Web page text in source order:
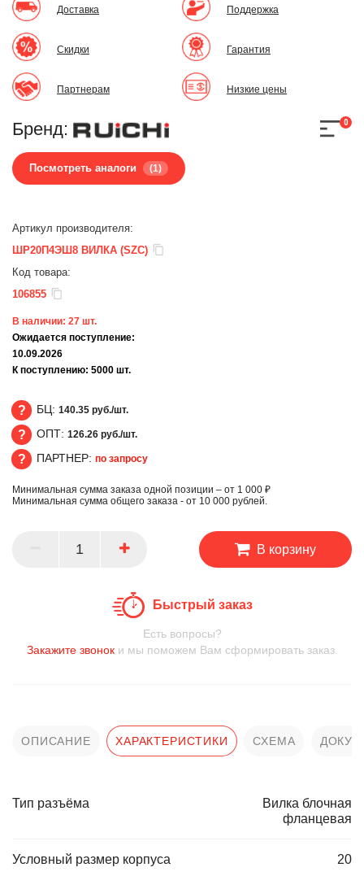
Доставка
Скидки
Партнерам
Поддержка
Гарантия
Низкие цены
Бренд:
Посмотреть аналоги (1)
0
Артикул производителя:
ШР20П4ЭШ8 ВИЛКА (SZC)
Код товара:
106855
В наличии: 27 шт.
Ожидается поступление:
10.09.2026
К поступлению: 5000 шт.
БЦ
БЦ: 140.35 руб./шт.
ОПТ
ОПТ: 126.26 руб./шт.
ПАРТНЕР
ПАРТНЕР: по запросу
Минимальная сумма заказа одной позиции – от 1 000 ₽
Минимальная сумма общего заказа - от 10 000 рублей.
В корзину
Быстрый заказ
Есть вопросы?
Закажите звоноки мы поможем Вам сформировать заказ.
ОПИСАНИЕ ХАРАКТЕРИСТИКИ СХЕМА
Тип разъёма
Вилка блочная
фланцевая
Условный размер корпуса 20